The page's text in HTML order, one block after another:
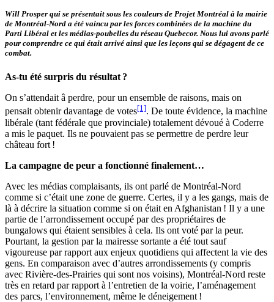
Will Prosper qui se présentait sous les couleurs de Projet Montréal à la mairie
de Montréal-Nord a été vaincu par les forces combinées de la machine du
Parti Libéral et les médias-poubelles du réseau Quebecor. Nous lui avons parlé
pour comprendre ce qui était arrivé ainsi que les leçons qui se dégagent de ce
combat.
As-tu été surpris du résultat ?
On s’attendait â perdre, pour un ensemble de raisons, mais on
pensait obtenir davantage de votes[1]. De toute évidence, la machine
libérale (tant fédérale que provinciale) totalement dévoué à Coderre
a mis le paquet. Ils ne pouvaient pas se permettre de perdre leur
château fort !
La campagne de peur a fonctionné finalement…
Avec les médias complaisants, ils ont parlé de Montréal-Nord
comme si c’était une zone de guerre. Certes, il y a les gangs, mais de
là à décrire la situation comme si on était en Afghanistan ! Il y a une
partie de l’arrondissement occupé par des propriétaires de
bungalows qui étaient sensibles à cela. Ils ont voté par la peur.
Pourtant, la gestion par la mairesse sortante a été tout sauf
vigoureuse par rapport aux enjeux quotidiens qui affectent la vie des
gens. En comparaison avec d’autres arrondissements (y compris
avec Rivière-des-Prairies qui sont nos voisins), Montréal-Nord reste
très en retard par rapport à l’entretien de la voirie, l’aménagement
des parcs, l’environnement, même le déneigement !